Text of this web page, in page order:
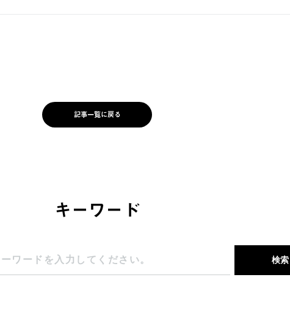
記事一覧に戻る
キーワード